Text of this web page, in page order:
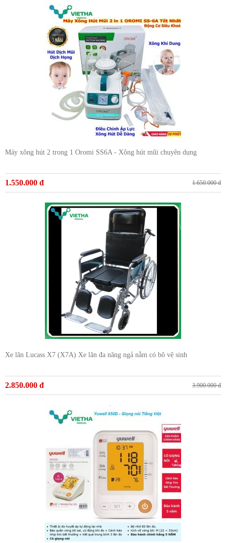
Máy xông hút 2 trong 1 Oromi SS6A - Xông hút mũi chuyên dụng
1.550.000 đ 1.650.000 đ
Xe lăn Lucass X7 (X7A) Xe lăn đa năng ngả nằm có bô vệ sinh
2.850.000 đ 3.900.000 đ